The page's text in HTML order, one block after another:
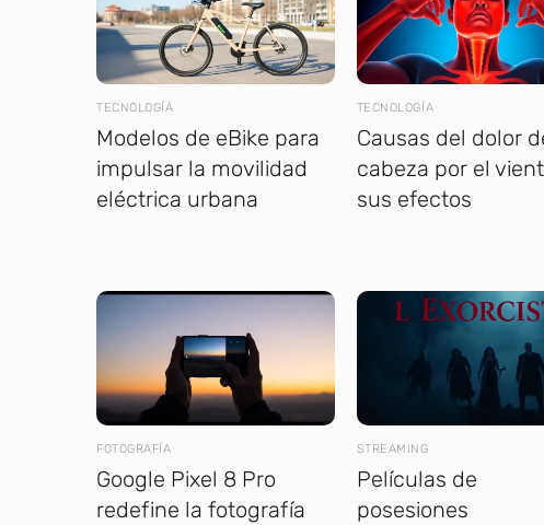
TECNOLOGÍA
Modelos de eBike para
impulsar la movilidad
eléctrica urbana
TECNOLOGÍA
Causas del dolor
cabeza por el
sus efectos
FOTOGRAFÍA
Google Pixel 8 Pro
redefine la fotografía
STREAMING
Películas de
posesiones